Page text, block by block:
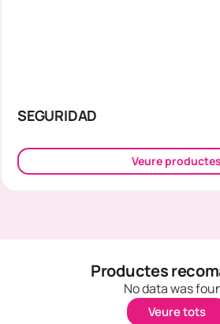
SEGURIDAD
Veure productes
Productes
No data was
Veure tots